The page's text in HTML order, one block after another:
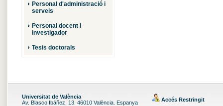
Personal d'administració i
serveis
Personal docent i
investigador
Tesis doctorals
Universitat de València
Av. Blasco Ibáñez, 13. 46010 València. Espanya
Accés Restringit